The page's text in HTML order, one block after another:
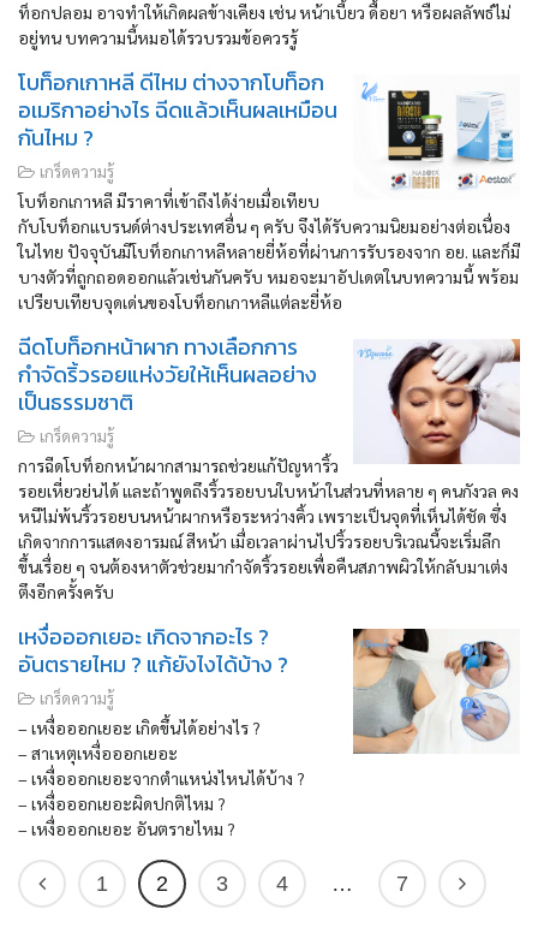
ท็อกปลอม อาจทำให้เกิดผลข้างเคียง เช่น หน้าเบี้ยว ดื้อยา หรือผลลัพธ์ไม่
อยู่ทน บทความนี้หมอได้รวบรวมข้อควรรู้
โบท็อกเกาหลี ดีไหม ต่างจากโบท็อก
อเมริกาอย่างไร ฉีดแล้วเห็นผลเหมือน
กันไหม ?
เกร็ดความรู้
โบท็อกเกาหลี มีราคาที่เข้าถึงได้ง่ายเมื่อเทียบ
กับโบท็อกแบรนด์ต่างประเทศอื่น ๆ ครับ จึงได้รับความนิยมอย่างต่อเนื่อง
ในไทย ปัจจุบันมีโบท็อกเกาหลีหลายยี่ห้อที่ผ่านการรับรองจาก อย. และก็มี
บางตัวที่ถูกถอดออกแล้วเช่นกันครับ หมอจะมาอัปเดตในบทความนี้ พร้อม
เปรียบเทียบจุดเด่นของโบท็อกเกาหลีแต่ละยี่ห้อ
ฉีดโบท็อกหน้าผาก ทางเลือกการ
กำจัดริ้วรอยแห่งวัยให้เห็นผลอย่าง
เป็นธรรมชาติ
เกร็ดความรู้
การฉีดโบท็อกหน้าผากสามารถช่วยแก้ปัญหาริ้ว
รอยเหี่ยวย่นได้ และถ้าพูดถึงริ้วรอยบนใบหน้าในส่วนที่หลาย ๆ คนกังวล คง
หนีไม่พ้นริ้วรอยบนหน้าผากหรือระหว่างคิ้ว เพราะเป็นจุดที่เห็นได้ชัด ซึ่ง
เกิดจากการแสดงอารมณ์ สีหน้า เมื่อเวลาผ่านไปริ้วรอยบริเวณนี้จะเริ่มลึก
ขึ้นเรื่อย ๆ จนต้องหาตัวช่วยมากำจัดริ้วรอยเพื่อคืนสภาพผิวให้กลับมาเต่ง
ตึงอีกครั้งครับ
เหงื่อออกเยอะ เกิดจากอะไร ?
อันตรายไหม ? แก้ยังไงได้บ้าง ?
เกร็ดความรู้
– เหงื่อออกเยอะ เกิดขึ้นได้อย่างไร ?
– สาเหตุเหงื่อออกเยอะ
– เหงื่อออกเยอะจากตำแหน่งไหนได้บ้าง ?
– เหงื่อออกเยอะผิดปกติไหม ?
– เหงื่อออกเยอะ อันตรายไหม ?
1 2 3 4 … 7